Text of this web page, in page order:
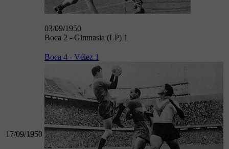
03/09/1950
Boca 2 - Gimnasia (LP) 1
17/09/1950
Boca 4 - Vélez 1